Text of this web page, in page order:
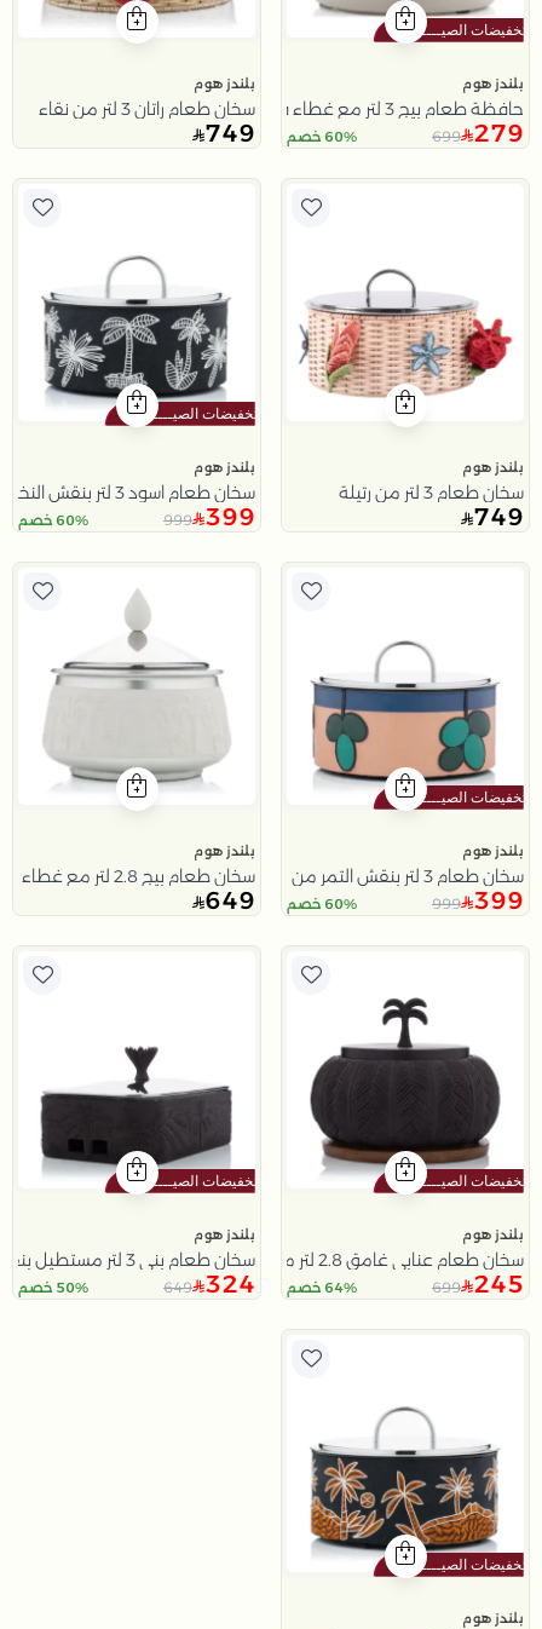
بلندز هوم
حافظة طعام بيج 3 لتر مع غطاء فضي من ملاذ
279
699 60% خصم
بلندز هوم
سخان طعام راتان 3 لتر من نقاء
749
بلندز هوم
سخان طعام 3 لتر من رتيلة
749
بلندز هوم
سخان طعام اسود 3 لتر بنقش النخلة من نقاء
399
999 60% خصم
بلندز هوم
سخان طعام 3 لتر بنقش التمر من ملاذ
399
999 60% خصم
بلندز هوم
سخان طعام بيج 2.8 لتر مع غطاء فضي من ملاذ
649
بلندز هوم
سخان طعام عنابي غامق 2.8 لتر مع مقبض نخلة من ملاذ
245
699 64% خصم
بلندز هوم
سخان طعام بني 3 لتر مستطيل بنقش النخلة من ملاذ
324
649 50% خصم
بلندز هوم